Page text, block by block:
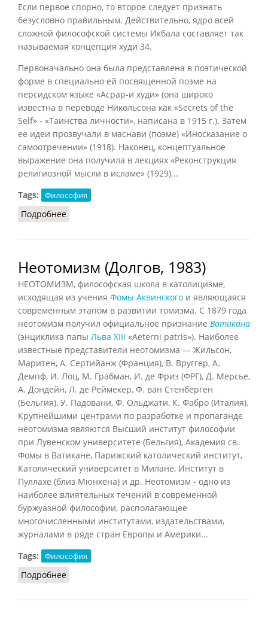
Если первое спорно, то второе следует признать
безусловно правильным. Действительно, ядро всей
сложной философской системы Икбала составляет так
называемая концепция худи 34.
Первоначально она была представлена в поэтической
форме в специально ей посвященной поэме на
персидском языке «Асрар-и худи» (она широко
известна в переводе Никольсона как «Secrets of the
Self» - «Таинства личности», написана в 1915 г.). Затем
ее идеи прозвучали в маснави (поэме) «Иносказание о
самоотречении» (1918). Наконец, концептуальное
выражение она получила в лекциях «Реконструкция
религиозной мысли в исламе» (1929)...
Tags:
Философия
Подробнее
Неотомизм (Долгов, 1983)
НЕОТОМИЗМ, философская школа в католицизме,
исходящая из учения Фомы Аквинского и являющаяся
современным этапом в развитии томизма. С 1879 года
неотомизм получил официальное признание Ватикана
(энциклика папы Льва XIII «Aeterni patris»). Наиболее
известные представители неотомизма — Жильсон,
Маритен, А. Сертийанж (Франция), В. Вруггер, А.
Демпф, И. Лоц, М. Грабман, И. де Фриз (ФРГ), Д. Мерсье,
А. Дондейн, Л. де Реймекер, Ф. ван Стенберген
(Бельгия), У. Падовани, Ф. Ольджати, К. Фабро (Италия).
Крупнейшими центрами по разработке и пропаганде
неотомизма являются Высший институт философии
при Лувенском университете (Бельгия), Академия св.
Фомы в Ватикане, Парижский католический институт,
Католический университет в Милане, Институт в
Пуллахе (близ Мюнхена) и др. Неотомизм - одно из
наиболее влиятельных течений в современной
буржуазной философии, располагающее
многочисленными институтами, издательствами,
журналами в ряде стран Европы и Америки...
Tags:
Философия
Подробнее